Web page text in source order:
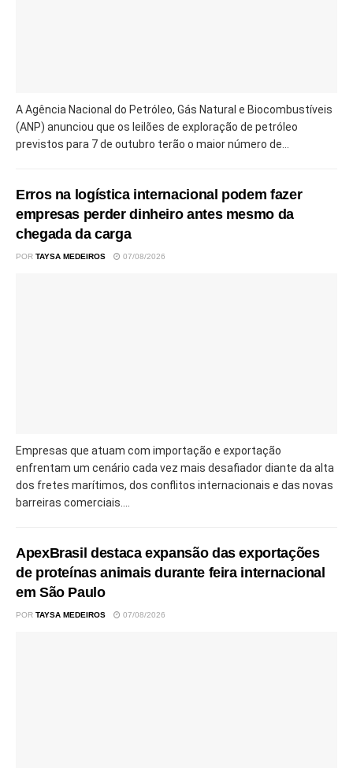
A Agência Nacional do Petróleo, Gás Natural e Biocombustíveis
(ANP) anunciou que os leilões de exploração de petróleo
previstos para 7 de outubro terão o maior número de...
Erros na logística internacional podem fazer
empresas perder dinheiro antes mesmo da
chegada da carga
POR TAYSA MEDEIROS 07/08/2026
Empresas que atuam com importação e exportação
enfrentam um cenário cada vez mais desafiador diante da alta
dos fretes marítimos, dos conflitos internacionais e das novas
barreiras comerciais....
ApexBrasil destaca expansão das exportações
de proteínas animais durante feira internacional
em São Paulo
POR TAYSA MEDEIROS 07/08/2026